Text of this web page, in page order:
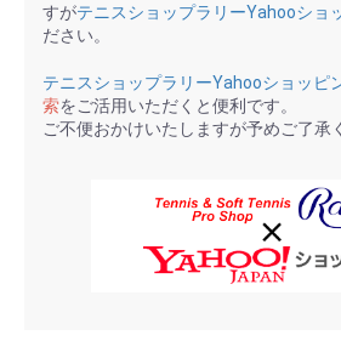
すがテニスショップラリーYahooショ
ださい。
テニスショップラリーYahooショッピ
索をご活用いただくと便利です。
ご不便おかけいたしますが予めご了承